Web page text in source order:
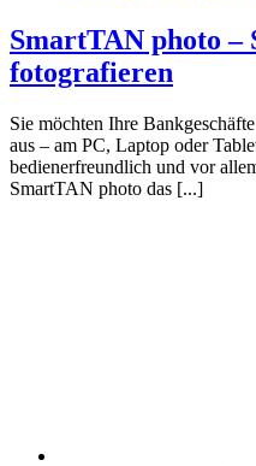
SmartTAN photo –
fotografieren
Sie möchten Ihre
aus – am PC, Laptop oder
bedienerfreundlich und vor
SmartTAN photo das [...]